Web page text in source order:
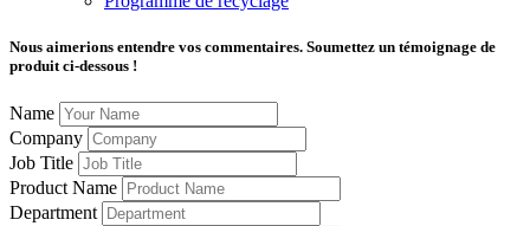
Nous aimerions entendre vos commentaires. Soumettez un témoignage de
produit ci-dessous !
Name
Company
Job Title
Product Name
Department